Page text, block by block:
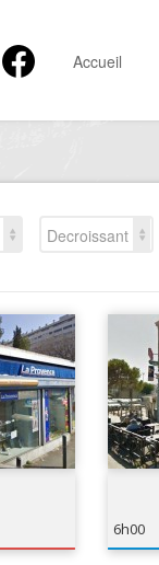
Accueil
Decroissant
6h00